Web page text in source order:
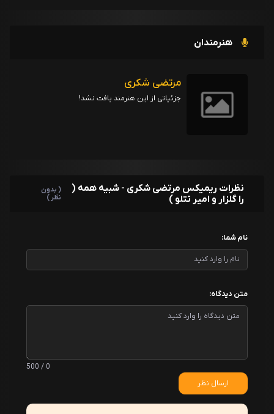
هنرمندان
مرتضی شکری
جزئیاتی از این هنرمند یافت نشد!
نظرات ریمیکس مرتضی شکری - شبیه همه (
را گلزار و امیر تتلو )
( بدون
نظر )
نام شما:
متن دیدگاه:
0 / 500
ارسال نظر